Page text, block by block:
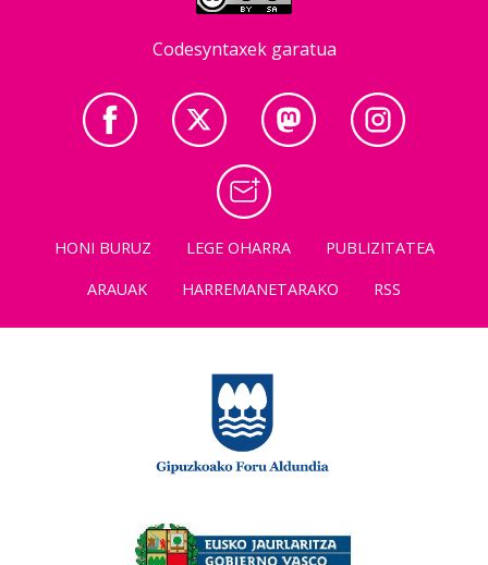
Codesyntaxek garatua
HONI BURUZ LEGE OHARRA
PUBLIZITATEA
ARAUAK
HARREMANETARAKO RSS